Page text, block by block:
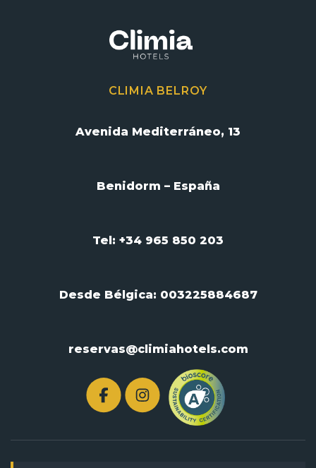
CLIMIA BELROY
Avenida Mediterráneo, 13
Benidorm – España
Tel: +34 965 850 203
Desde Bélgica: 003225884687
reservas@climiahotels.com